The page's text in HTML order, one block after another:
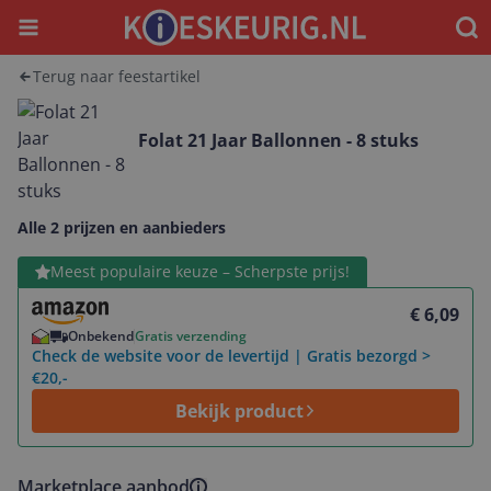
Menu
Terug naar feestartikel
Folat 21 Jaar Ballonnen - 8 stuks
Alle 2 prijzen en aanbieders
Meest populaire keuze – Scherpste prijs!
€ 6,09
OnbekendGratis verzending
Check de website voor de levertijd | Gratis bezorgd >
€20,-
Bekijk product
Bekijk product